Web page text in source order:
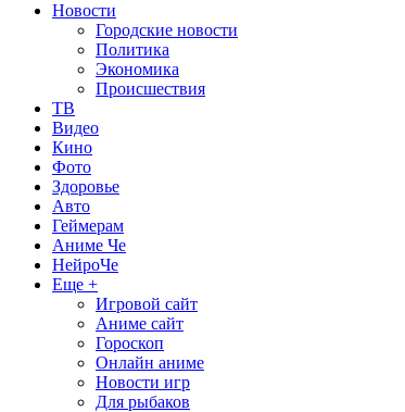
Новости
Городские новости
Политика
Экономика
Происшествия
ТВ
Видео
Кино
Фото
Здоровье
Авто
Геймерам
Аниме Че
НейроЧе
Еще +
Игровой сайт
Аниме сайт
Гороскоп
Онлайн аниме
Новости игр
Для рыбаков